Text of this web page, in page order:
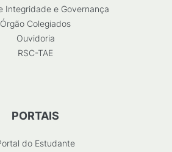
Integridade e Governança
Órgão Colegiados
Ouvidoria
RSC-TAE
PORTAIS
do Estudante